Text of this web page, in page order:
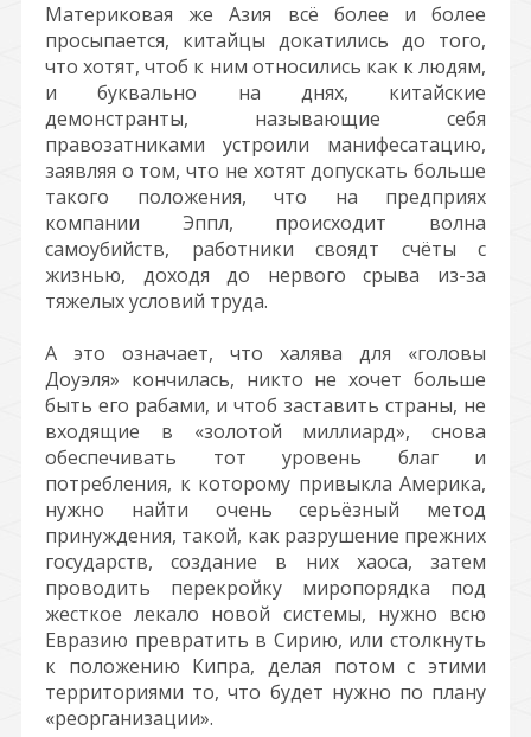
Материковая же Азия всё более и более
просыпается, китайцы докатились до того,
что хотят, чтоб к ним относились как к людям,
и буквально на днях, китайские
демонстранты, называющие себя
правозатниками устроили манифесатацию,
заявляя о том, что не хотят допускать больше
такого положения, что на предприях
компании Эппл, происходит волна
самоубийств, работники своядт счёты с
жизнью, доходя до нервого срыва из-за
тяжелых условий труда.
А это означает, что халява для «головы
Доуэля» кончилась, никто не хочет больше
быть его рабами, и чтоб заставить страны, не
входящие в «золотой миллиард», снова
обеспечивать тот уровень благ и
потребления, к которому привыкла Америка,
нужно найти очень серьёзный метод
принуждения, такой, как разрушение прежних
государств, создание в них хаоса, затем
проводить перекройку миропорядка под
жесткое лекало новой системы, нужно всю
Евразию превратить в Сирию, или столкнуть
к положению Кипра, делая потом с этими
территориями то, что будет нужно по плану
«реорганизации».